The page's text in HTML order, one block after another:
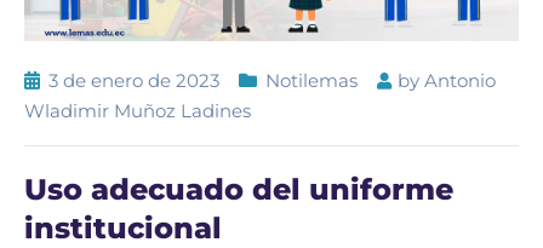
3 de enero de 2023 Notilemas by Antonio
Wladimir Muñoz Ladines
Uso adecuado del uniforme
institucional